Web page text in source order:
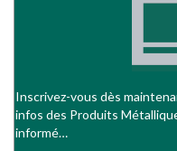
Inscrivez-vous dès
infos des Produits
informé…